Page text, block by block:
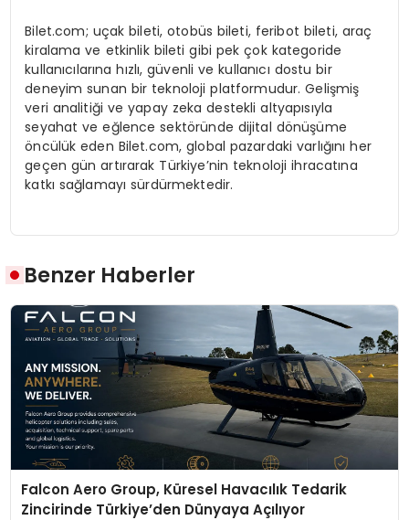
Bilet.com; uçak bileti, otobüs bileti, feribot bileti, araç
kiralama ve etkinlik bileti gibi pek çok kategoride
kullanıcılarına hızlı, güvenli ve kullanıcı dostu bir
deneyim sunan bir teknoloji platformudur. Gelişmiş
veri analitiği ve yapay zeka destekli altyapısıyla
seyahat ve eğlence sektöründe dijital dönüşüme
öncülük eden Bilet.com, global pazardaki varlığını her
geçen gün artırarak Türkiye’nin teknoloji ihracatına
katkı sağlamayı sürdürmektedir.
Benzer Haberler
Falcon Aero Group, Küresel Havacılık Tedarik
Zincirinde Türkiye’den Dünyaya Açılıyor